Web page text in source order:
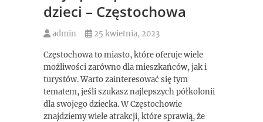
dzieci – Częstochowa
admin 25 kwietnia, 2023
Częstochowa to miasto, które oferuje wiele
możliwości zarówno dla mieszkańców, jak i
turystów. Warto zainteresować się tym
tematem, jeśli szukasz najlepszych półkolonii
dla swojego dziecka. W Częstochowie
znajdziemy wiele atrakcji, które sprawią, że